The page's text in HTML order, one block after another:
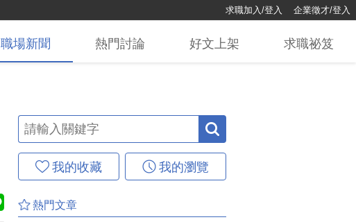
求職加入/登入 企業徵才/登入
職場新聞 熱門討論 好文上架 求職祕笈
我的收藏 我的瀏覽
熱門文章